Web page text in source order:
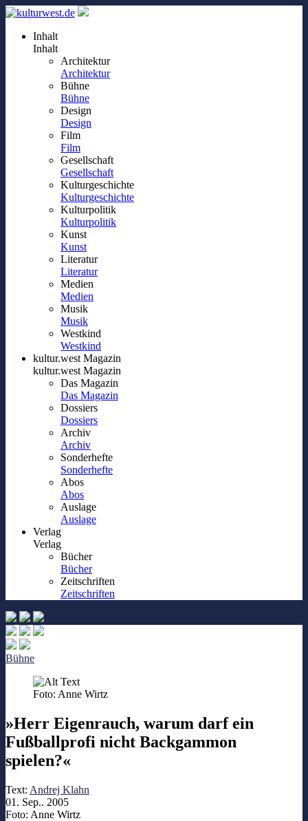
Inhalt
Inhalt
Architektur
Architektur
Bühne
Bühne
Design
Design
Film
Film
Gesellschaft
Gesellschaft
Kulturgeschichte
Kulturgeschichte
Kulturpolitik
Kulturpolitik
Kunst
Kunst
Literatur
Literatur
Medien
Medien
Musik
Musik
Westkind
Westkind
kultur.west Magazin
kultur.west Magazin
Das Magazin
Das Magazin
Dossiers
Dossiers
Archiv
Archiv
Sonderhefte
Sonderhefte
Abos
Abos
Auslage
Auslage
Verlag
Verlag
Bücher
Bücher
Zeitschriften
Zeitschriften
Bühne
Foto: Anne Wirtz
»Herr Eigenrauch, warum darf ein
Fußballprofi nicht Backgammon
spielen?«
Text: Andrej Klahn
01. Sep.. 2005
Foto: Anne Wirtz